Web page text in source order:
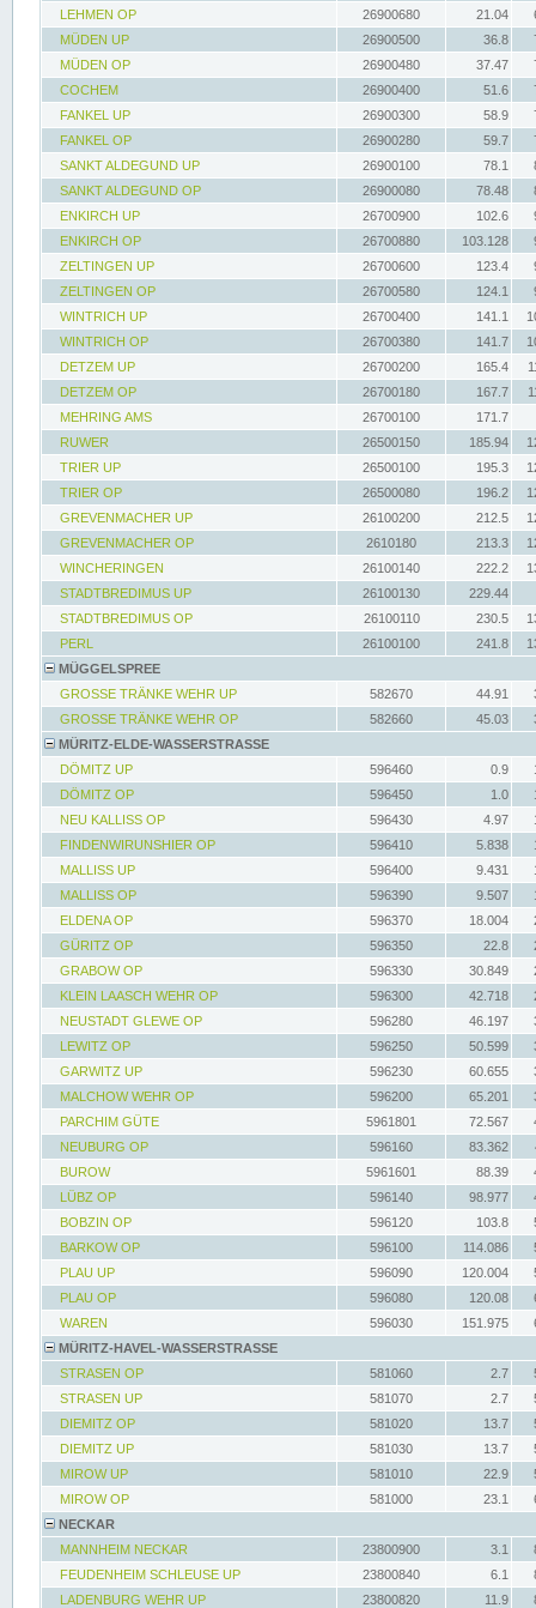
LEHMEN OP
26900680 21.04
MÜDEN UP
26900500 36.8
MÜDEN OP
26900480 37.47
COCHEM
26900400 51.6
FANKEL UP
26900300 58.9
FANKEL OP
26900280 59.7
SANKT ALDEGUND UP
26900100 78.1
SANKT ALDEGUND OP
26900080 78.48
ENKIRCH UP
26700900 102.6
ENKIRCH OP
26700880 103.128
ZELTINGEN UP
26700600 123.4
ZELTINGEN OP
26700580 124.1
WINTRICH UP
26700400 141.1
WINTRICH OP
26700380 141.7
DETZEM UP
26700200 165.4
DETZEM OP
26700180 167.7
MEHRING AMS
26700100
171.7
RUWER
26500150 185.94
TRIER UP
26500100 195.3
TRIER OP
26500080 196.2
GREVENMACHER UP
26100200 212.5
GREVENMACHER OP
2610180 213.3
WINCHERINGEN
26100140 222.2
STADTBREDIMUS UP
26100130
229.44
STADTBREDIMUS OP
26100110 230.5
PERL
26100100 241.8
MÜGGELSPREE
GROSSE TRÄNKE WEHR UP
582670 44.91
GROSSE TRÄNKE WEHR OP
582660 45.03
MÜRITZ-ELDE-WASSERSTRASSE
DÖMITZ UP
596460 0.9
DÖMITZ OP
596450 1.0
NEU KALLISS OP
596430 4.97
FINDENWIRUNSHIER OP
596410 5.838
MALLISS UP
596400 9.431
MALLISS OP
596390 9.507
ELDENA OP
596370 18.004
GÜRITZ OP
596350 22.8
GRABOW OP
596330 30.849
KLEIN LAASCH WEHR OP
596300 42.718
NEUSTADT GLEWE OP
596280 46.197
LEWITZ OP
596250 50.599
GARWITZ UP
596230 60.655
MALCHOW WEHR OP
596200 65.201
PARCHIM GÜTE
5961801 72.567
NEUBURG OP
596160 83.362
BUROW
5961601 88.39
LÜBZ OP
596140 98.977
BOBZIN OP
596120 103.8
BARKOW OP
596100 114.086
PLAU UP
596090 120.004
PLAU OP
596080 120.08
WAREN
596030 151.975
MÜRITZ-HAVEL-WASSERSTRASSE
STRASEN OP
581060 2.7
STRASEN UP
581070 2.7
DIEMITZ OP
581020 13.7
DIEMITZ UP
581030 13.7
MIROW UP
581010 22.9
MIROW OP
581000 23.1
NECKAR
MANNHEIM NECKAR
23800900 3.1
FEUDENHEIM SCHLEUSE UP
23800840 6.1
LADENBURG WEHR UP
23800820 11.9